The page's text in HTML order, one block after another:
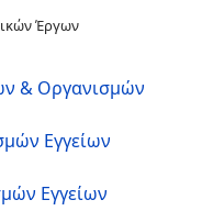
Έργων
& Οργανισμών
Εγγείων
Εγγείων